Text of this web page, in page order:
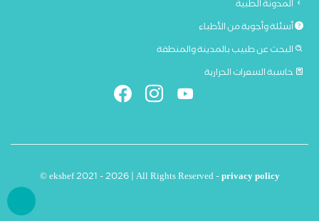
المدونة الطبية
أسئلة وأجوبة من الأطباء
البحث عن طبيب بالمدينة والمنطقة
حاسبة السعرات الحرارية
© ekshef 2021 - 2026 | All Rights Reserved -privacy policy